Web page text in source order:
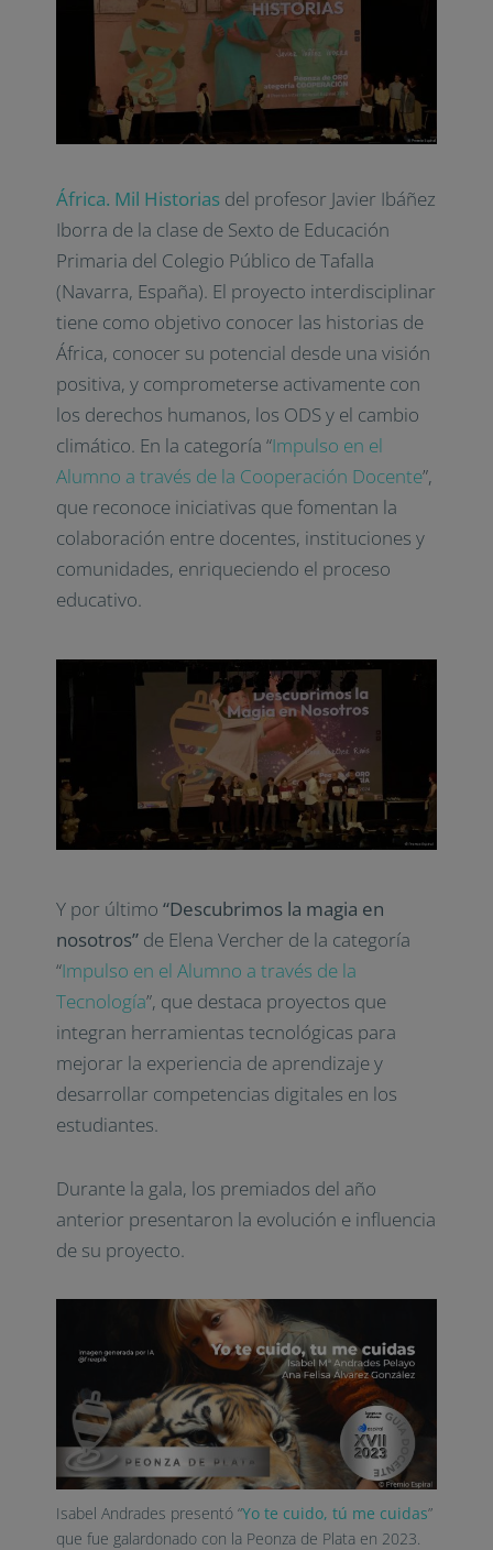
África. Mil Historias del profesor Javier Ibáñez
Iborra de la clase de Sexto de Educación
Primaria del Colegio Público de Tafalla
(Navarra, España). El proyecto interdisciplinar
tiene como objetivo conocer las historias de
África, conocer su potencial desde una visión
positiva, y comprometerse activamente con
los derechos humanos, los ODS y el cambio
climático. En la categoría“Impulso en el
Alumno a través de la Cooperación Docente”,
que reconoce iniciativas que fomentan la
colaboración entre docentes, instituciones y
comunidades, enriqueciendo el proceso
educativo.
Y por último“Descubrimos la magia en
nosotros” de Elena Vercher de la categoría
“Impulso en el Alumno a través de la
Tecnología”, que destaca proyectos que
integran herramientas tecnológicas para
mejorar la experiencia de aprendizaje y
desarrollar competencias digitales en los
estudiantes.
Durante la gala, los premiados del año
anterior presentaron la evolución e influencia
de su proyecto.
Isabel Andrades presentó “Yo te cuido, tú me cuidas”
que fue galardonado con la Peonza de Plata en 2023.